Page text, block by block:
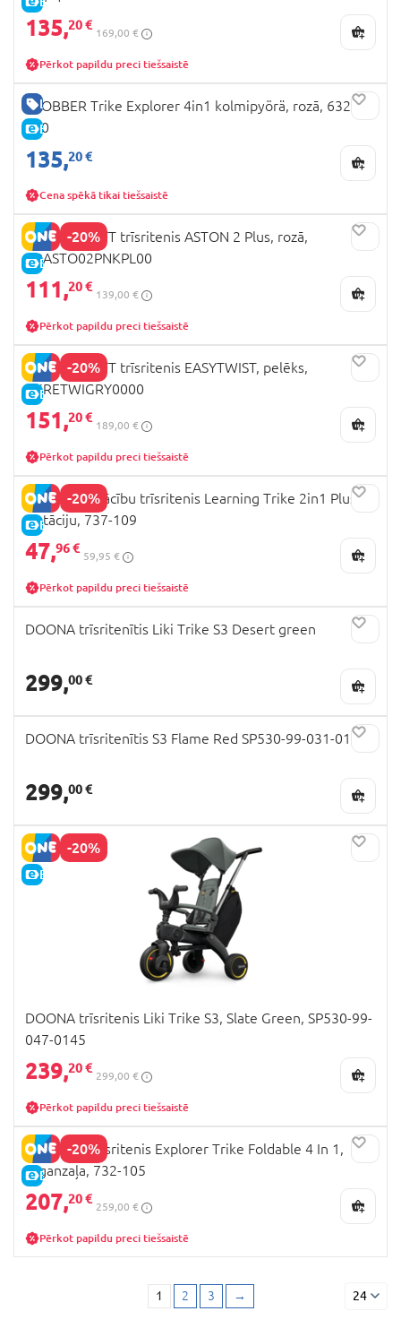
135,20 €
169,00 €
Pērkot papildu preci tiešsaistē
LABA CENA
E-CENA
GLOBBER Trike Explorer 4in1 kolmipyörä, rozā, 632-
110
135,20 €
Cena spēkā tikai tiešsaistē
-20%
E-CENA
KINDERCRAFT trīsritenis ASTON 2 Plus, rozā,
KRASTO02PNKPL00
111,20 €
139,00 €
Pērkot papildu preci tiešsaistē
-20%
E-CENA
KINDERKRAFT trīsritenis EASYTWIST, pelēks,
KKRETWIGRY0000
151,20 €
189,00 €
Pērkot papildu preci tiešsaistē
-20%
E-CENA
GLOBBER mācību trīsritenis Learning Trike 2in1 Plus,
pistāciju, 737-109
47,96 €
59,95 €
Pērkot papildu preci tiešsaistē
DOONA trīsritenītis Liki Trike S3 Desert green
299,00 €
DOONA trīsritenītis S3 Flame Red SP530-99-031-015
299,00 €
-20%
E-CENA
DOONA trīsritenis Liki Trike S3, Slate Green, SP530-99-
047-0145
239,20 €
299,00 €
Pērkot papildu preci tiešsaistē
-20%
E-CENA
GLOBBER trīsritenis Explorer Trike Foldable 4 In 1,
zilganzaļa, 732-105
207,20 €
259,00 €
Pērkot papildu preci tiešsaistē
1 2 3 → 24